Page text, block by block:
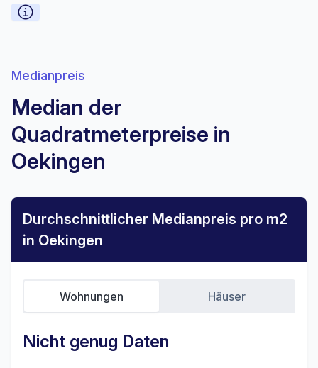
Medianpreis
Median der
Quadratmeterpreise in
Oekingen
Durchschnittlicher Medianpreis pro m2
in Oekingen
Nicht genug Daten
Wohnungen Häuser